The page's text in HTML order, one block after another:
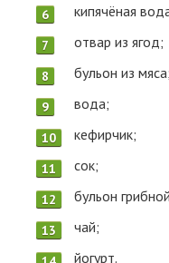
кипячёная
отвар из ягод;
бульон из мяса;
вода;
кефирчик;
сок;
бульон
чай;
йогурт.